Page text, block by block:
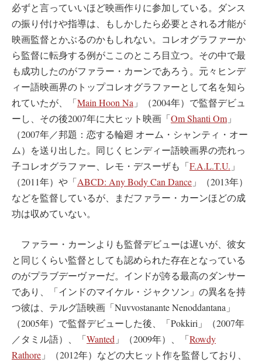
必ずと言っていいほど映画作りに参加している。ダンス
の振り付けや指導は、もしかしたら必要とされる才能が
映画監督とかぶるのかもしれない。コレオグラファーか
ら監督に転身する例がここのところ目立つ。その中で最
も成功したのがファラー・カーンであろう。元々ヒンデ
ィー語映画界のトップコレオグラファーとして名を知ら
れていたが、「Main Hoon Na 」（2004年）で監督デビュ
ーし、その後2007年に大ヒット映画「Om Shanti Om 」
（2007年／邦題：恋する輪廻 オーム・シャンティ・オー
ム）を送り出した。同じくヒンディー語映画界の売れっ
子コレオグラファー、レモ・デスーザも「F.A.L.T.U. 」
（2011年）や「ABCD: Any Body Can Dance 」（2013年）
などを監督しているが、まだファラー・カーンほどの成
功は収めていない。
ファラー・カーンよりも監督デビューは遅いが、彼女
と同じくらい監督としても認められた存在となっている
のがプラブデーヴァーだ。インドが誇る最高のダンサー
であり、「インドのマイケル・ジャクソン」の異名を持
つ彼は、テルグ語映画「Nuvvostanante Nenoddantana」
（2005年）で監督デビューした後、「Pokkiri」（2007年
／タミル語）、「Wanted 」（2009年）、「Rowdy
Rathore 」（2012年）などの大ヒット作を監督しており、